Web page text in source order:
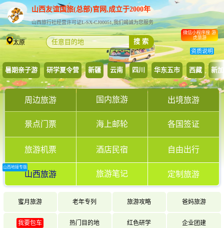
山西友谊国旅(总部)官网,成立于2000年
山西旅行社经营许可证L-SX-CJ00051,我们竭诚为您服务
太原 搜 索
微信小程序搜 游
虎旅游
资质说明
暑期亲子游 研学夏令营 新疆 云南 四川 华东五市 西藏 新
周边旅游 国内旅游 出境旅游
景点门票 海上邮轮 各国签证
旅游机票 酒店民宿 自由出行
山西旅游
山西地接专版
旅游笔记 定制旅游
蜜月旅游 老年专列 旅游攻略 爸妈旅游
我要包车 热门目的地 红色研学 企业团建